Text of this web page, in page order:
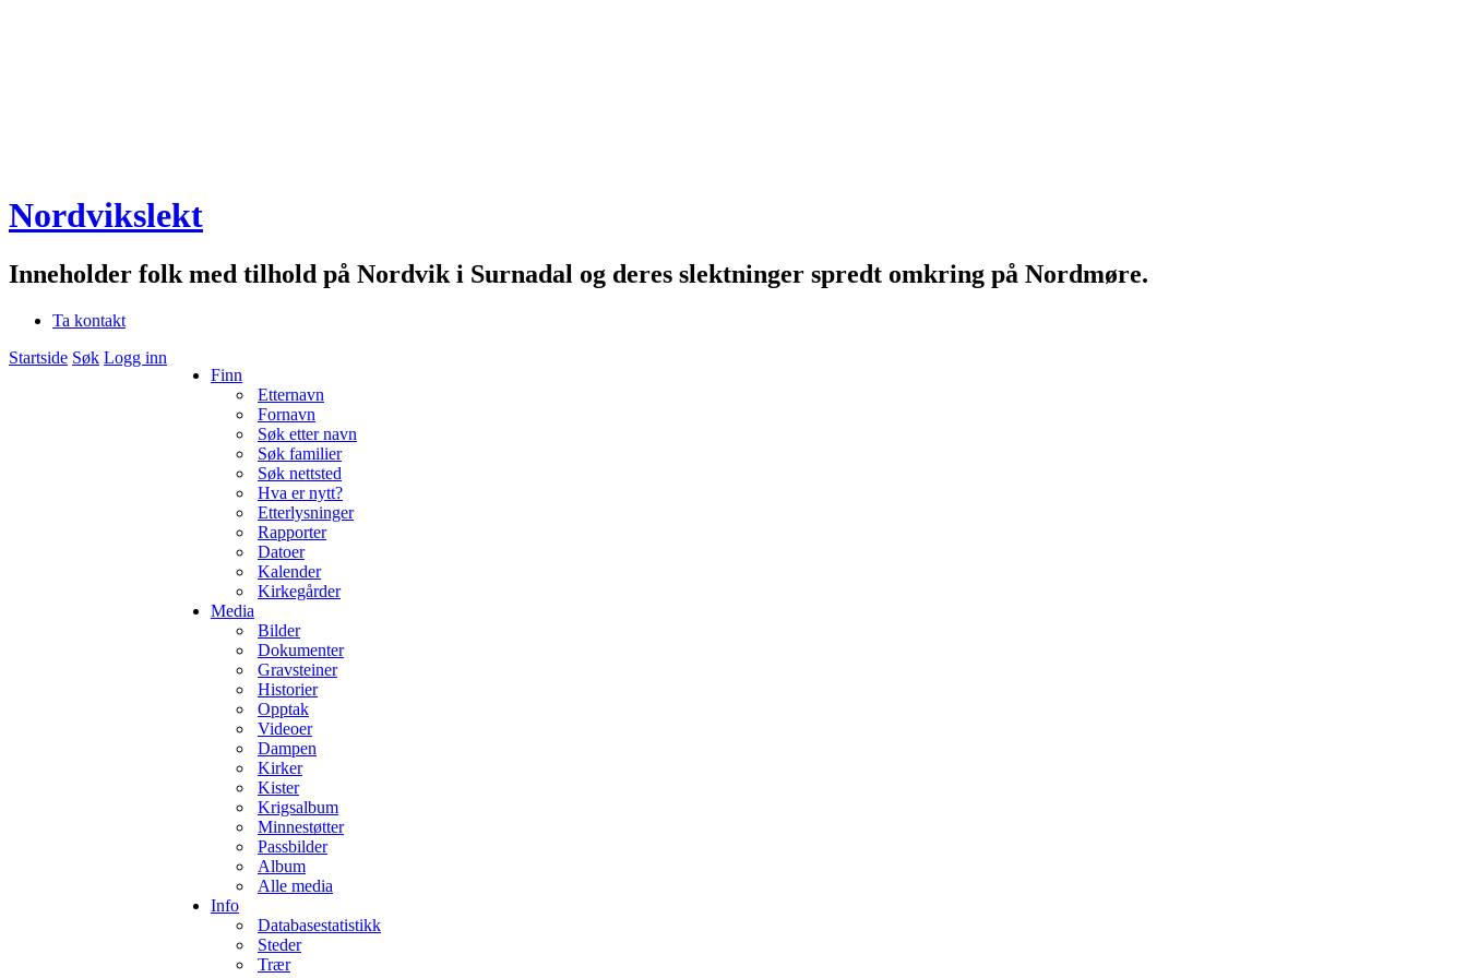
Nordvikslekt
Inneholder folk med tilhold på Nordvik i Surnadal og deres slektninger spredt omkring på Nordmøre.
Ta kontakt
Startside Søk Logg inn
Finn
Etternavn
Fornavn
Søk etter navn
Søk familier
Søk nettsted
Hva er nytt?
Etterlysninger
Rapporter
Datoer
Kalender
Kirkegårder
Media
Bilder
Dokumenter
Gravsteiner
Historier
Opptak
Videoer
Dampen
Kirker
Kister
Krigsalbum
Minnestøtter
Passbilder
Album
Alle media
Info
Databasestatistikk
Steder
Trær